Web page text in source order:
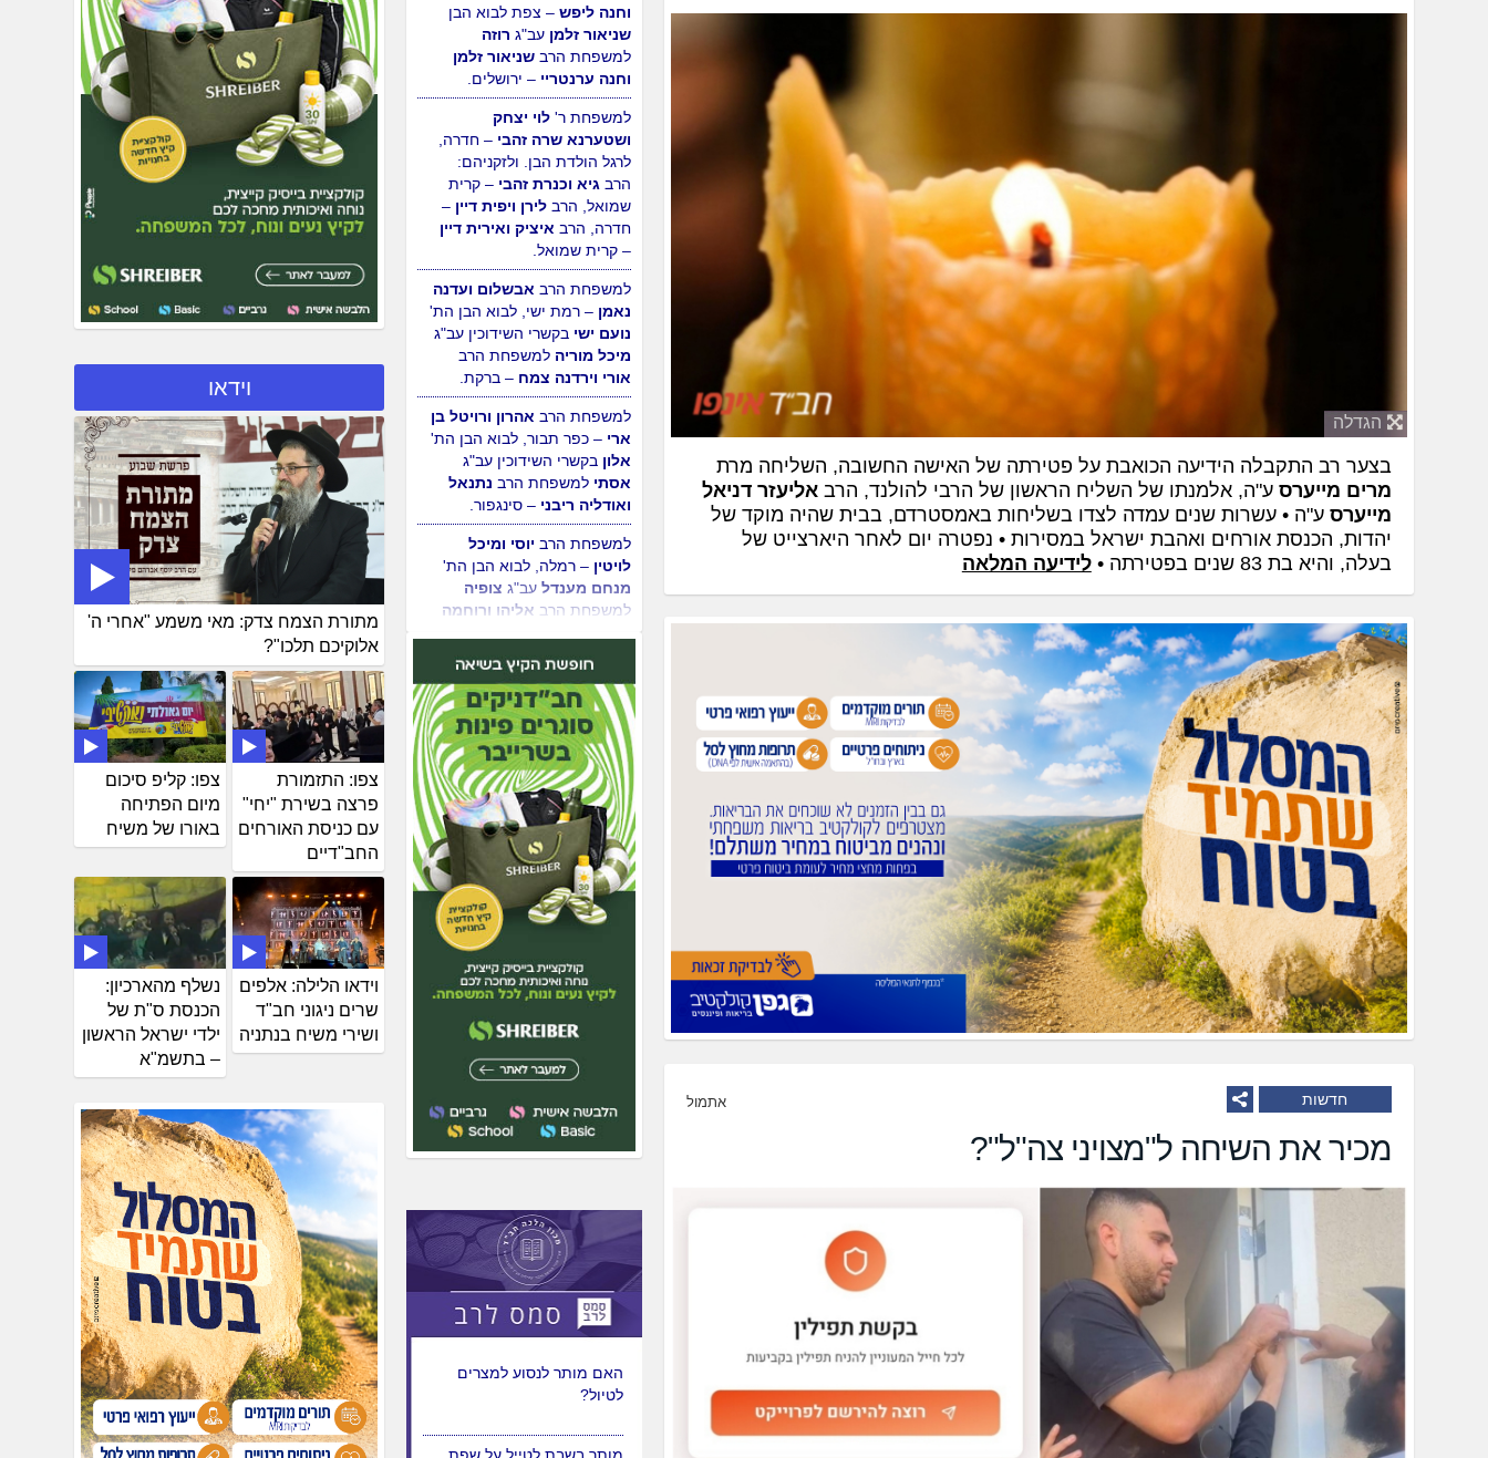
הגדלה
בצער רב התקבלה הידיעה הכואבת על פטירתה של האישה החשובה, השליחה מרת
מרים מייערס ע"ה, אלמנתו של השליח הראשון של הרבי להולנד, הרב אליעזר דניאל
מייערס ע"ה • עשרות שנים עמדה לצדו בשליחות באמסטרדם, בבית שהיה מוקד של
יהדות, הכנסת אורחים ואהבת ישראל במסירות • נפטרה יום לאחר היארצייט של
בעלה, והיא בת 83 שנים בפטירתה •
לידיעה המלאה
חדשות אתמול
מכיר את השיחה ל"מצויני צה"ל"?
נחמיאס– נחלת הר חב"ד,
לרגל הולדת הבת.
למשפחת השלוחים הרב יצחק
וחנה ליפש– צפת לבוא הבן
שניאור זלמןעב"גרוזה
למשפחת הרבשניאור זלמן
וחנה ערנטריי– ירושלים.
למשפחת ר' לוי יצחק
ושטערנא שרה זהבי– חדרה,
לרגל הולדת הבן. ולזקניהם:
הרבגיא וכנרת זהבי– קרית
שמואל, הרבלירן ויפית דיין–
חדרה, הרבאיציק ואירית דיין
– קרית שמואל.
למשפחת הרבאבשלום ועדנה
נאמן– רמת ישי, לבוא הבן הת'
נועם ישיבקשרי השידוכין עב"ג
מיכל מוריהלמשפחת הרב
אורי וירדנה צמח– ברקת.
למשפחת הרב
אהרון ורויטל בן
ארי– כפר תבור, לבוא הבן הת'
אלוןבקשרי השידוכין עב"ג
אסתי למשפחת הרבנתנאל
ואודליה ריבני – סינגפור.
מנחם מענדל עב"גצופיה
למשפחת הרבאליהו ורוחמה
דהן– ירושלים.
יש לבנות טיול באוטובוס הנהג
גבר, האם מותר להן לשיר
וידאו
מתורת הצמח צדק: מאי משמע "אחרי ה'
אלוקיכם תלכו"?
צפו: קליפ סיכום
מיום הפתיחה
באורו של משיח
צפו: התזמורת
פרצה בשירת "יחי"
עם כניסת האורחים
החב"דיים
נשלף מהארכיון:
הכנסת ס"ת של
ילדי ישראל הראשון
– בתשמ"א
וידאו הלילה: אלפים
שרים ניגוני חב"ד
ושירי משיח בנתניה